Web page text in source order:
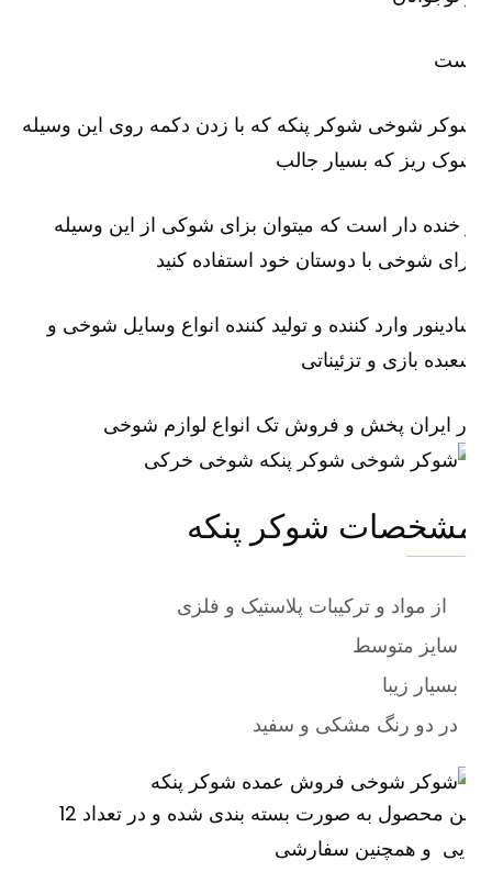
شوخی شوکر پنکه که با زدن دکمه روی این وسیله
ریز که بسیار جالب
خنده دار است که میتوان بزای شوکی از این وسیله
شوخی با دوستان خود استفاده کنید
وارد کننده و تولید کننده انواع وسایل شوخی و
بازی و تزئیناتی
ایران پخش و فروش تک انواع لوازم شوخی
شوکر پنکه
از مواد و ترکیبات پلاستیک و فلزی
سایز متوسط
بسیار زیبا
در دو رنگ مشکی و سفید
این محصول به صورت بسته بندی شده و در تعداد 12
و همچنین سفارشی